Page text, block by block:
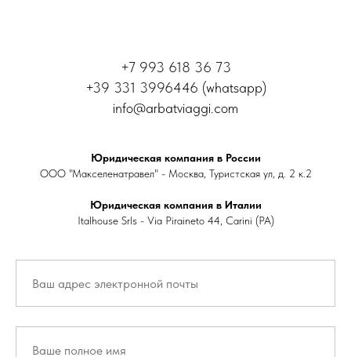
+7 993 618 36 73
+39 331 3996446 (whatsapp)
info@arbatviaggi.com
Юридическая компания в России
ООО "Макселенатравел" - Москва, Туристская ул, д. 2 к.2
Юридическая компания в Италии
Italhouse Srls - Via Piraineto 44, Carini (PA)